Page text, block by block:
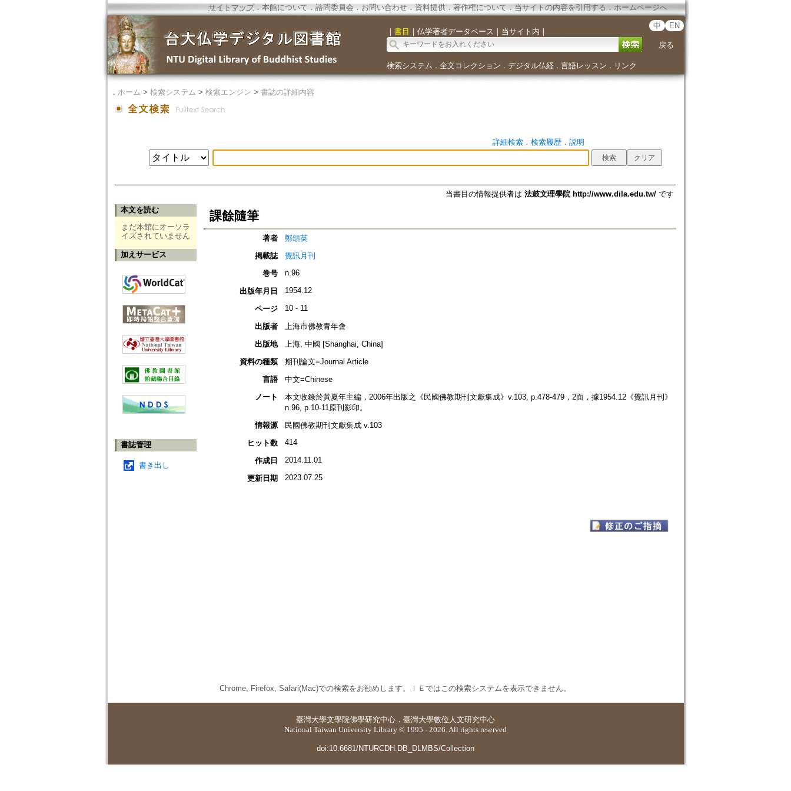
サイトマップ．本館について ． 諮問委員会． お問い合わせ． 資料提供． 著作権について．当サイトの内容を引用する ． ホームページへ
｜ 書目 ｜ 仏学著者データベース ｜ 当サイト内 ｜
中 EN
戻る
検索システム ． 全文コレクション ． デジタル仏経． 言語レッスン ． リンク
． ホーム > 検索システム > 検索エンジン > 書誌の詳細内容
詳細検索． 検索履歴． 説明
当書目の情報提供者は 法鼓文理學院 http://www.dila.edu.tw/です
本文を読む
まだ本館にオーソラ
イズされていません
加えサービス
書誌管理
書き出し
課餘隨筆
著者
鄭頌英
掲載誌
覺訊月刊
巻号
n.96
出版年月日 1954.12
ページ 10 - 11
出版者
上海市佛教青年會
出版地
上海, 中國 [Shanghai, China]
資料の種類
期刊論文=Journal Article
言語
中文=Chinese
ノート
本文收錄於黃夏年主編，2006年出版之《民國佛教期刊文獻集成》v.103, p.478-479，2面，據1954.12《覺訊月刊》
n.96, p.10-11原刊影印。
情報源
民國佛教期刊文獻集成 v.103
ヒット数
414
作成日 2014.11.01
更新日期 2023.07.25
Chrome, Firefox, Safari(Mac)での検索をお勧めします。ＩＥではこの検索システムを表示できません。
臺灣大學文學院佛學研究中心 ． 臺灣大學數位人文研究中心
National Taiwan University Library © 1995 - 2026. All rights reserved
doi:10.6681/NTURCDH.DB_DLMBS/Collection